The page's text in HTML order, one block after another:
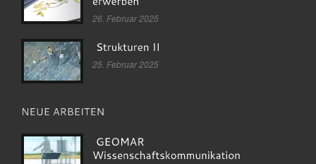
26. Februar 2025
25. Februar 2025